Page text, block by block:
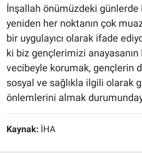
İnşallah önümüzdeki günlerde
yeniden her noktanın çok
bir uygulayıcı olarak ifade
ki biz gençlerimizi
vecibeyle korumak, gençlerin
sosyal ve sağlıkla ilgili olarak
önlemlerini almak
Kaynak: İHA